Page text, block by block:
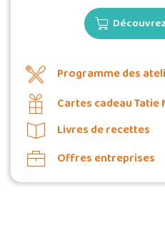
Programme des
Cartes cadeau Tatie
Livres de recettes
Offres entreprises